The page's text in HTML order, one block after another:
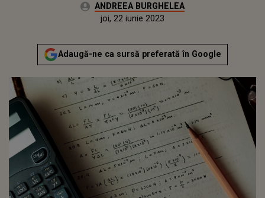
Autor:ANDREEA BURGHELEA
Actualizat:
joi, 22 iunie 2023
Adaugă-ne ca sursă preferată în Google